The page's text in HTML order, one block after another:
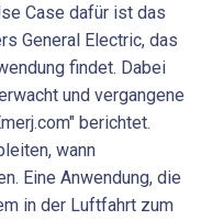
Case dafür ist das
General Electric, das
findet. Dabei
und vergangene
berichtet.
wann
Eine Anwendung, die
in der Luftfahrt zum